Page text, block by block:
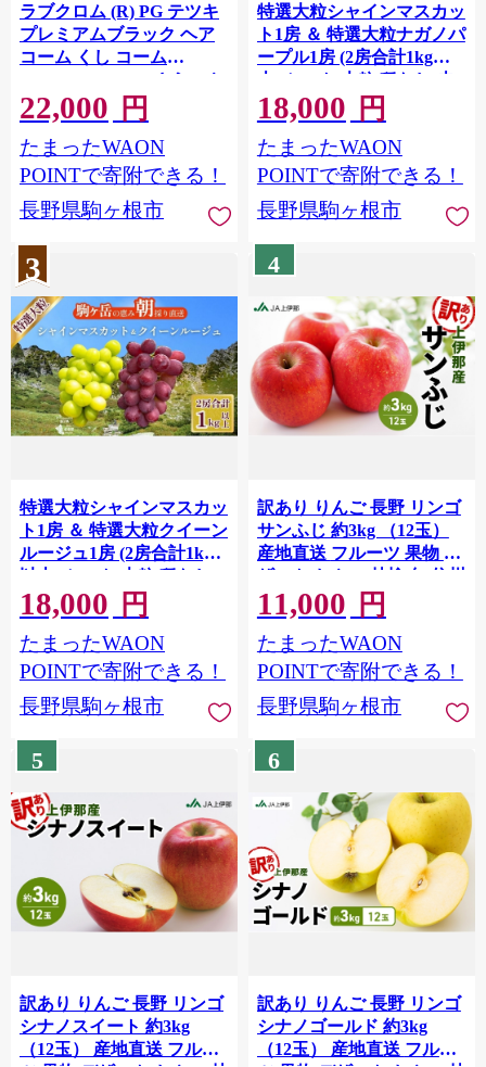
ラブクロム (R) PG テツキ
プレミアムブラック ヘア
コーム くし コーム
LOVECHROME さらつや
ヘアケア 駒ヶ根市[№5659-
1415]
22,000 円
たまったWAON
POINTで寄附できる！
長野県駒ヶ根市
特選大粒シャインマスカッ
ト1房 ＆ 特選大粒ナガノパ
ープル1房 (2房合計1kg以
上) セット 大粒 種なし 皮
ごと 食べ比べ 産地直送 フ
ルーツ 果物 デザート おや
つ マスカット 葡萄 秋 旬
旬の果物 旬のフルーツ 信
1795]
18,000 円
たまったWAON
POINTで寄附できる！
長野県駒ヶ根市
3
特選大粒シャインマスカッ
ト1房 ＆ 特選大粒クイーン
ルージュ1房 (2房合計1kg
以上) セット 大粒 種なし
皮ごと 食べ比べ 産地直送
フルーツ 果物 デザート お
やつ マスカット 葡萄 秋 旬
旬の果物 旬のフルーツ 信
1794]
18,000 円
たまったWAON
POINTで寄附できる！
長野県駒ヶ根市
4
訳あり りんご 長野 リンゴ
サンふじ 約3kg （12玉）
産地直送 フルーツ 果物 デ
ザート おやつ 林檎 旬 信州
長野県 長野県産 駒ヶ根市
上伊那産 [№5659-1776]
11,000 円
たまったWAON
POINTで寄附できる！
長野県駒ヶ根市
5
訳あり りんご 長野 リンゴ
シナノスイート 約3kg
（12玉） 産地直送 フルー
6
訳あり りんご 長野 リンゴ
シナノゴールド 約3kg
（12玉） 産地直送 フルー